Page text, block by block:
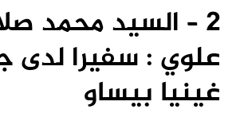
2 – السيد محمد
علوي : سفيرا لدى
غينيا بيساو